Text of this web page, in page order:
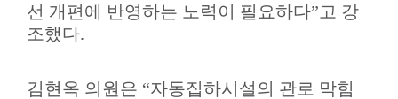
선 개편에 반영하는 노력이 필요하다”고 강
조했다.
김현옥 의원은 “자동집하시설의 관로 막힘